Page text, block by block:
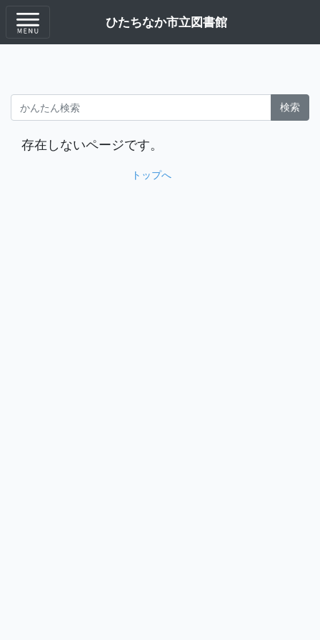
ひたちなか市立図書館
検索
存在しないページです。
トップへ